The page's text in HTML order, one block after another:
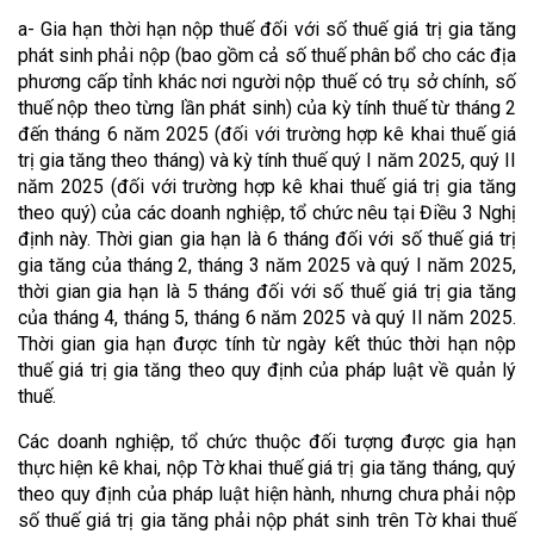
a- Gia hạn thời hạn nộp thuế đối với số thuế giá trị gia tăng
phát sinh phải nộp (bao gồm cả số thuế phân bổ cho các địa
phương cấp tỉnh khác nơi người nộp thuế có trụ sở chính, số
thuế nộp theo từng lần phát sinh) của kỳ tính thuế từ tháng 2
đến tháng 6 năm 2025 (đối với trường hợp kê khai thuế giá
trị gia tăng theo tháng) và kỳ tính thuế quý I năm 2025, quý II
năm 2025 (đối với trường hợp kê khai thuế giá trị gia tăng
theo quý) của các doanh nghiệp, tổ chức nêu tại Điều 3 Nghị
định này. Thời gian gia hạn là 6 tháng đối với số thuế giá trị
gia tăng của tháng 2, tháng 3 năm 2025 và quý I năm 2025,
thời gian gia hạn là 5 tháng đối với số thuế giá trị gia tăng
của tháng 4, tháng 5, tháng 6 năm 2025 và quý II năm 2025.
Thời gian gia hạn được tính từ ngày kết thúc thời hạn nộp
thuế giá trị gia tăng theo quy định của pháp luật về quản lý
thuế.
Các doanh nghiệp, tổ chức thuộc đối tượng được gia hạn
thực hiện kê khai, nộp Tờ khai thuế giá trị gia tăng tháng, quý
theo quy định của pháp luật hiện hành, nhưng chưa phải nộp
số thuế giá trị gia tăng phải nộp phát sinh trên Tờ khai thuế